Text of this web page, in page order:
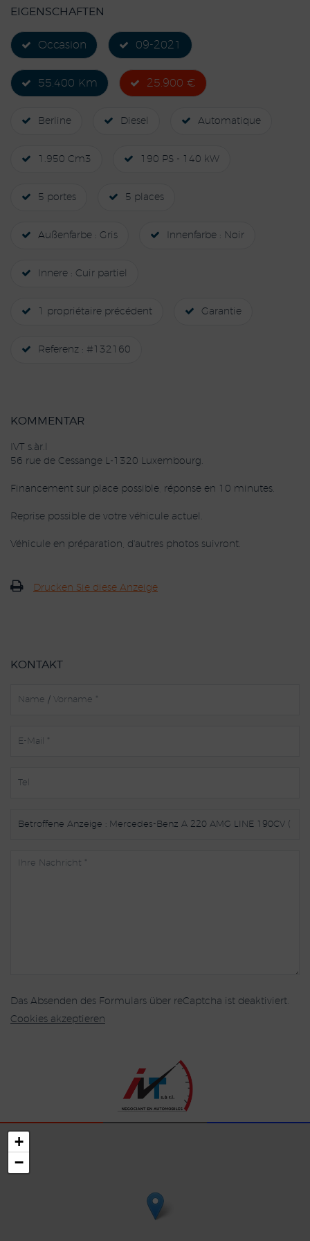
EIGENSCHAFTEN
Occasion 09-2021
55.400 Km 25.900 €
Berline Diesel Automatique
1.950 Cm3 190 PS - 140 kW
5 portes 5 places
Außenfarbe : Gris Innenfarbe : Noir
Innere : Cuir partiel
1 propriétaire précédent Garantie
Referenz : #132160
KOMMENTAR
IVT s.àr.l
56 rue de Cessange L-1320 Luxembourg.
Financement sur place possible, réponse en 10 minutes.
Reprise possible de votre véhicule actuel.
Véhicule en préparation, d'autres photos suivront.
Drucken Sie diese Anzeige
KONTAKT
Das Absenden des Formulars über reCaptcha ist deaktiviert.
Cookies akzeptieren
+
−